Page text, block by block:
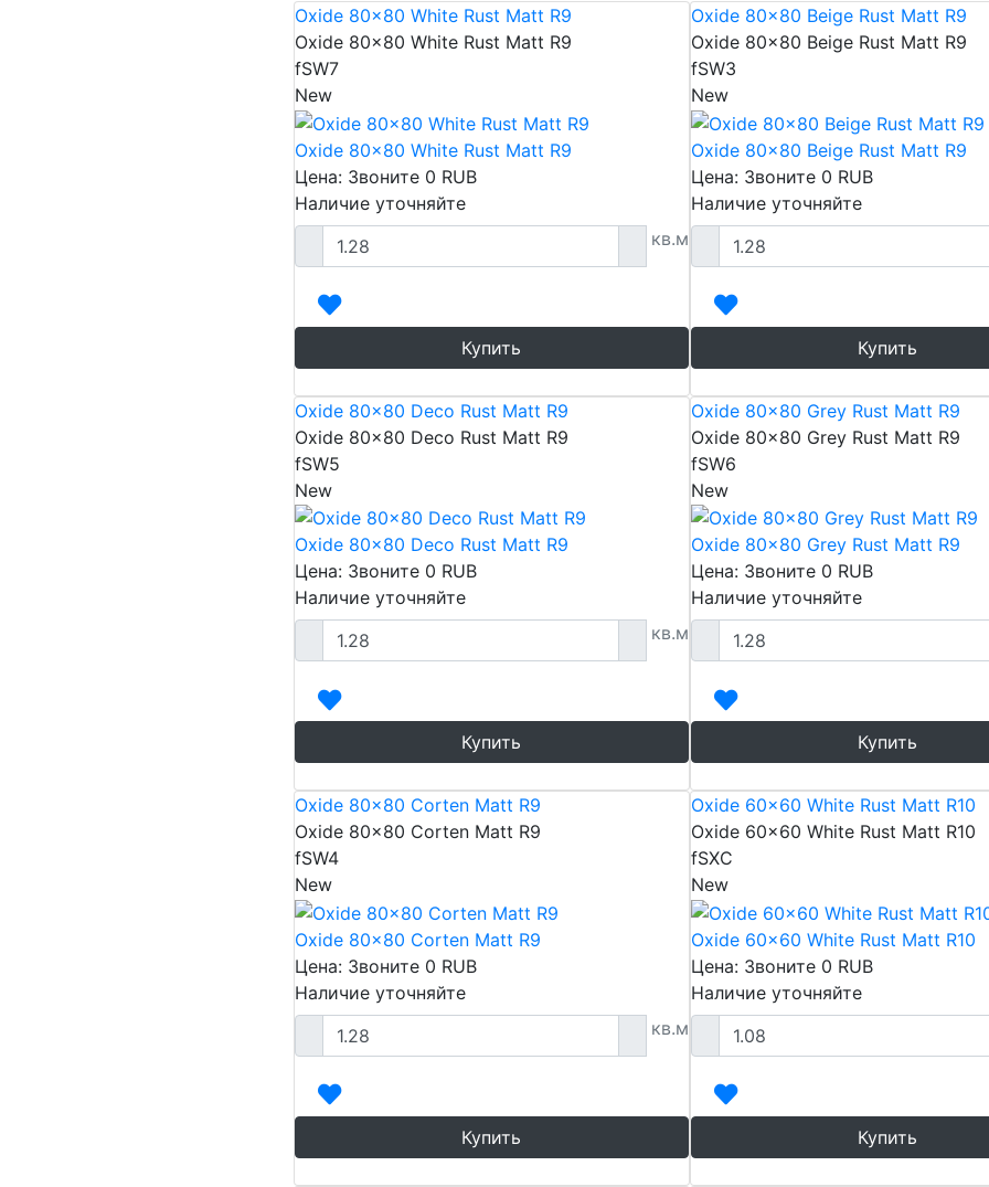
Oxide 80x80 White Rust Matt R9
Oxide 80x80 White Rust Matt R9
fSW7
New
Oxide 80x80 White Rust Matt R9
Цена: Звоните 0 RUB
Наличие уточняйте
кв.м
Купить
Oxide 80x80 Beige Rust Matt R9
Oxide 80x80 Beige Rust Matt R9
fSW3
New
Oxide 80x80 Beige Rust Matt R9
Цена: Звоните 0 RUB
Наличие уточняйте
Купить
Oxide 80x80 Deco Rust Matt R9
Oxide 80x80 Deco Rust Matt R9
fSW5
New
Oxide 80x80 Deco Rust Matt R9
Цена: Звоните 0 RUB
Наличие уточняйте
кв.м
Купить
Oxide 80x80 Grey Rust Matt R9
Oxide 80x80 Grey Rust Matt R9
fSW6
New
Oxide 80x80 Grey Rust Matt R9
Цена: Звоните 0 RUB
Наличие уточняйте
Купить
Oxide 80x80 Corten Matt R9
Oxide 80x80 Corten Matt R9
fSW4
New
Oxide 80x80 Corten Matt R9
Цена: Звоните 0 RUB
Наличие уточняйте
кв.м
Купить
Oxide 60x60 White Rust Matt R10
Oxide 60x60 White Rust Matt R10
fSXC
New
Oxide 60x60 White Rust Matt R10
Цена: Звоните 0 RUB
Наличие уточняйте
Купить